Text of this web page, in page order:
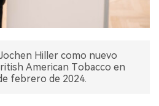
Hiller como nuevo
American Tobacco en
febrero de 2024.